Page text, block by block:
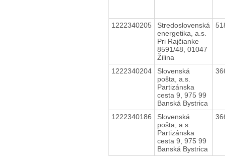
1222340205
Stredoslovenská
energetika, a.s.
Pri Rajčianke
8591/48, 01047
Žilina
1222340204
Slovenská
pošta, a.s.
Partizánska
cesta 9, 975 99
Banská Bystrica
1222340186
Slovenská
pošta, a.s.
Partizánska
cesta 9, 975 99
Banská Bystrica